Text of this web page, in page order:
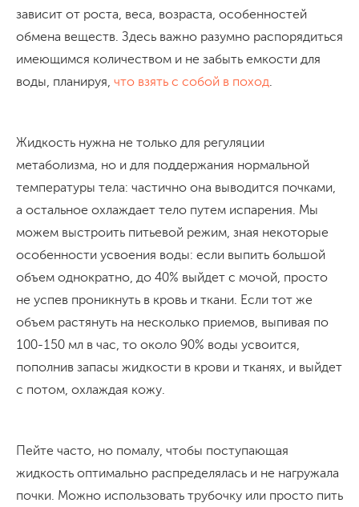
зависит от роста, веса, возраста, особенностей
обмена веществ. Здесь важно разумно распорядиться
имеющимся количеством и не забыть емкости для
воды, планируя, что взять с собой в поход.
Жидкость нужна не только для регуляции
метаболизма, но и для поддержания нормальной
температуры тела: частично она выводится почками,
а остальное охлаждает тело путем испарения. Мы
можем выстроить питьевой режим, зная некоторые
особенности усвоения воды: если выпить большой
объем однократно, до 40% выйдет с мочой, просто
не успев проникнуть в кровь и ткани. Если тот же
объем растянуть на несколько приемов, выпивая по
100-150 мл в час, то около 90% воды усвоится,
пополнив запасы жидкости в крови и тканях, и выйдет
с потом, охлаждая кожу.
Пейте часто, но помалу, чтобы поступающая
жидкость оптимально распределялась и не нагружала
почки. Можно использовать трубочку или просто пить